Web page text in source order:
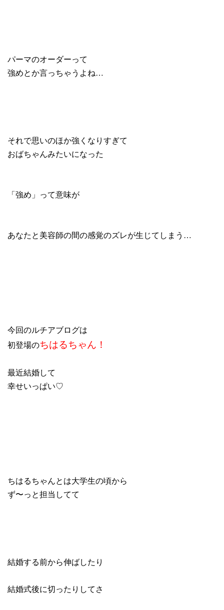
パーマのオーダーって
強めとか言っちゃうよね…
それで思いのほか強くなりすぎて
おばちゃんみたいになった
「強め」って意味が
あなたと美容師の間の感覚のズレが生じてしまう…
今回のルチアブログは
初登場のちはるちゃん！
最近結婚して
幸せいっぱい♡
ちはるちゃんとは大学生の頃から
ず〜っと担当してて
結婚する前から伸ばしたり
結婚式後に切ったりしてさ